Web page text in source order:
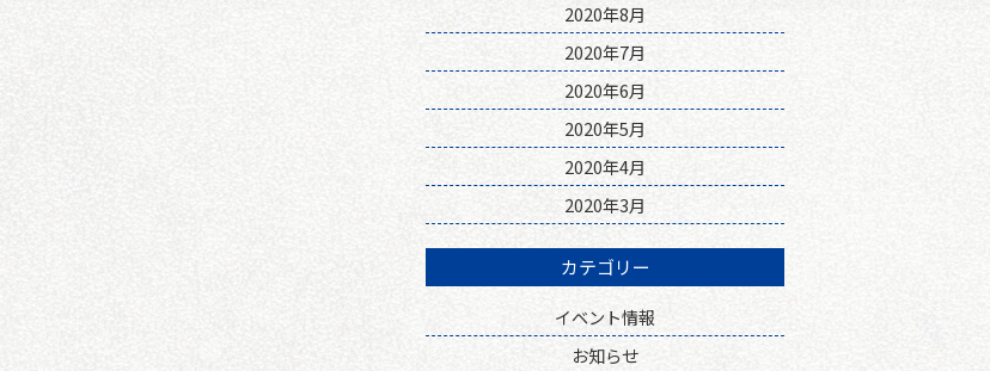
2020年8月
2020年7月
2020年6月
2020年5月
2020年4月
2020年3月
カテゴリー
イベント情報
お知らせ